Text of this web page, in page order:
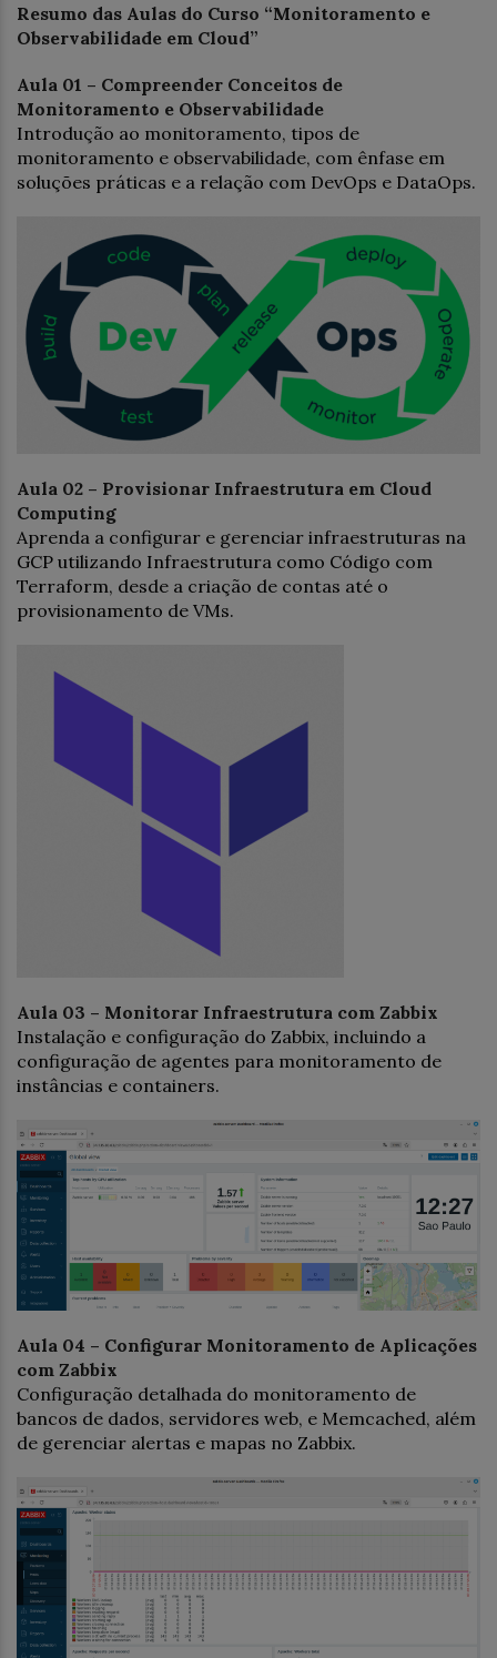
Resumo das Aulas do Curso “Monitoramento e
Observabilidade em Cloud”
Aula 01 – Compreender Conceitos de
Monitoramento e Observabilidade
Introdução ao monitoramento, tipos de
monitoramento e observabilidade, com ênfase em
soluções práticas e a relação com DevOps e DataOps.
Aula 02 – Provisionar Infraestrutura em Cloud
Computing
Aprenda a configurar e gerenciar infraestruturas na
GCP utilizando Infraestrutura como Código com
Terraform, desde a criação de contas até o
provisionamento de VMs.
Aula 03 – Monitorar Infraestrutura com Zabbix
Instalação e configuração do Zabbix, incluindo a
configuração de agentes para monitoramento de
instâncias e containers.
Aula 04 – Configurar Monitoramento de Aplicações
com Zabbix
Configuração detalhada do monitoramento de
bancos de dados, servidores web, e Memcached, além
de gerenciar alertas e mapas no Zabbix.